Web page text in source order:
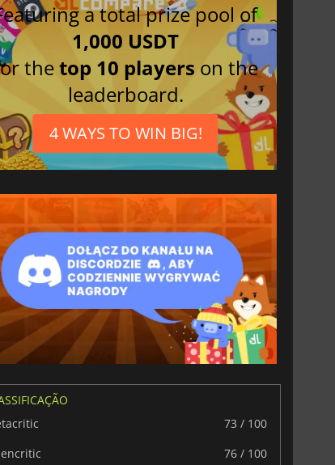
a total prize pool of
1,000 USDT
thetop 10 players on the
leaderboard.
4 WAYS TO WIN BIG!
73 / 100
76 / 100